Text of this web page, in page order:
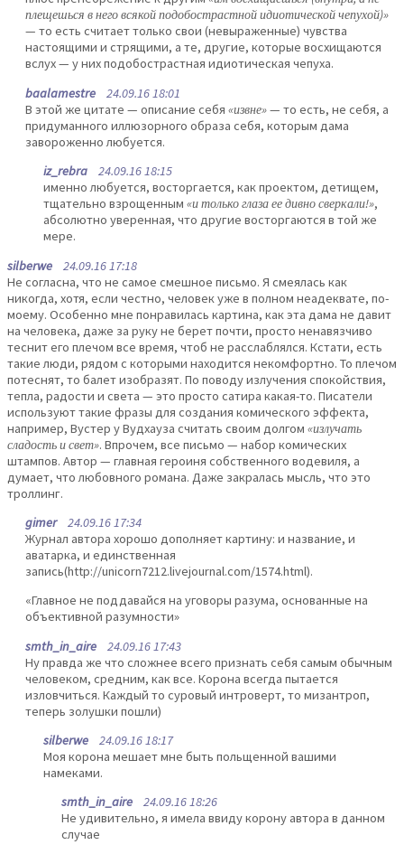
плещешься в него всякой подобострастной идиотической чепухой)»
— то есть считает только свои (невыраженные) чувства
настоящими и стрящими, а те, другие, которые восхищаются
вслух — у них подобострастная идиотическая чепуха.
baalamestre 24.09.16 18:01
В этой же цитате — описание себя «извне»— то есть, не себя, а
придуманного иллюзорного образа себя, которым дама
завороженно любуется.
iz_rebra 24.09.16 18:15
именно любуется, восторгается, как проектом, детищем,
тщательно взрощенным «и только глаза ее дивно сверкали!»,
абсолютно уверенная, что другие восторгаются в той же
мере.
silberwe 24.09.16 17:18
Не согласна, что не самое смешное письмо. Я смеялась как
никогда, хотя, если честно, человек уже в полном неадеквате, по-
моему. Особенно мне понравилась картина, как эта дама не давит
на человека, даже за руку не берет почти, просто ненавязчиво
теснит его плечом все время, чтоб не расслаблялся. Кстати, есть
такие люди, рядом с которыми находится некомфортно. То плечом
потеснят, то балет изобразят. По поводу излучения спокойствия,
тепла, радости и света — это просто сатира какая-то. Писатели
используют такие фразы для создания комического эффекта,
например, Вустер у Вудхауза считать своим долгом «излучать
сладость и свет». Впрочем, все письмо — набор комических
штампов. Автор — главная героиня собственного водевиля, а
думает, что любовного романа. Даже закралась мысль, что это
троллинг.
gimer24.09.16 17:34
Журнал автора хорошо дополняет картину: и название, и
аватарка, и единственная
запись(http://unicorn7212.livejournal.com/1574.html).
«Главное не поддавайся на уговоры разума, основанные на
объективной разумности»
smth_in_aire 24.09.16 17:43
Ну правда же что сложнее всего признать себя самым обычным
человеком, средним, как все. Корона всегда пытается
изловчиться. Каждый то суровый интроверт, то мизантроп,
теперь золушки пошли)
silberwe 24.09.16 18:17
Моя корона мешает мне быть польщенной вашими
намеками.
smth_in_aire 24.09.16 18:26
Не удивительно, я имела ввиду корону автора в данном
случае